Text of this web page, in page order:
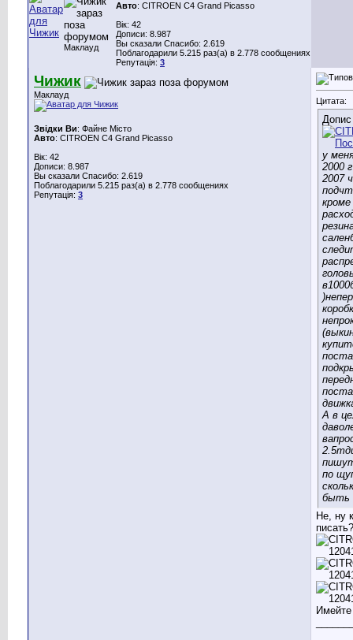
Маклауд
Авто: CITROEN C4 Grand Picasso
Вік: 42
Дописи: 8.987
Вы сказали Спасибо: 2.619
Поблагодарили 5.215 раз(а) в 2.778 сообщениях
Репутація: 3
Чижик
Маклауд
Звідки Ви: Файне Місто
Авто: CITROEN C4 Grand Picasso
Вік: 42
Дописи: 8.987
Вы сказали Спасибо: 2.619
Поблагодарили 5.215 раз(а) в 2.778 сообщениях
Репутація: 3
Цитата:
у
2000
2007
А в
по
быть
Не, ну
писать?